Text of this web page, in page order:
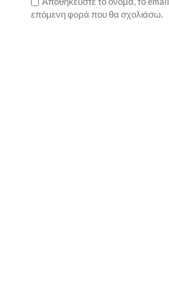
επόμενη φορά που θα σχολιάσω.